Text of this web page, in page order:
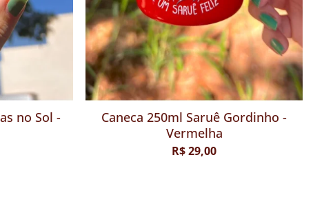
Caneca 250ml Memórias no Sol -
Caneca